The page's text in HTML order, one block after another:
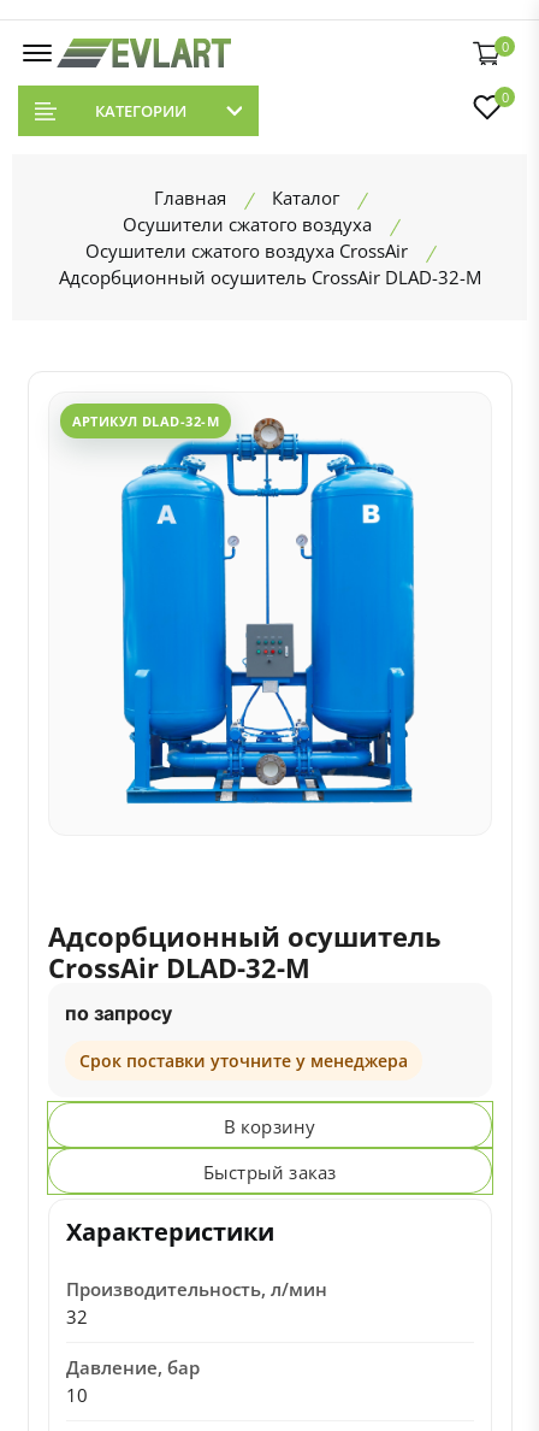
0
КАТЕГОРИИ
0
Главная
Каталог
Осушители сжатого воздуха
Осушители сжатого воздуха CrossAir
Адсорбционный осушитель CrossAir DLAD-32-M
АРТИКУЛ DLAD-32-M
Адсорбционный осушитель
CrossAir DLAD-32-M
по запросу
Срок поставки уточните у менеджера
В корзину
Быстрый заказ
Характеристики
Производительность, л/мин
32
Давление, бар
10